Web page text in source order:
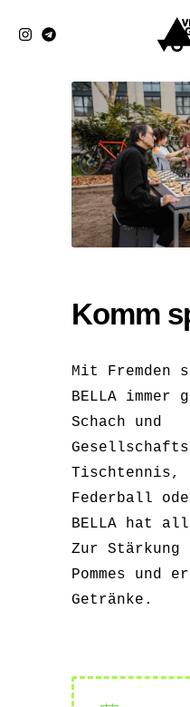
Inhalt
springen
Komm
Mit Fremden
BELLA immer
Schach und
Tischtennis,
Federball
BELLA hat
Zur
Pommes und
Getränke.